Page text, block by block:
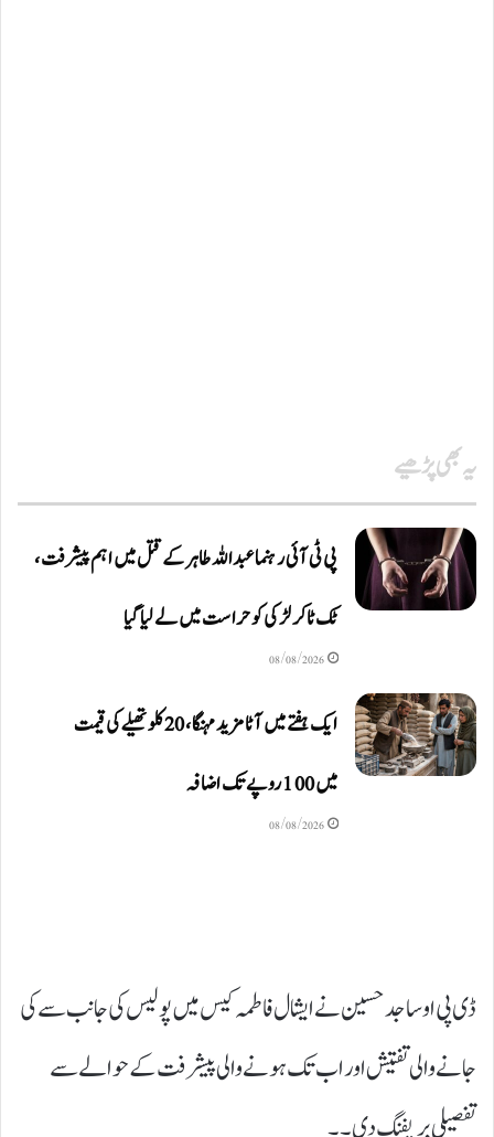
یہ بھی پڑھیے
پی ٹی آئی رہنما عبداللہ طاہر کے قتل میں اہم پیشرفت،
ٹک ٹاکر لڑکی کو حراست میں لے لیا گیا
08/08/2026
ایک ہفتے میں آٹا مزید مہنگا، 20 کلو تھیلے کی قیمت
میں 100 روپے تک اضافہ
08/08/2026
ڈی پی او ساجد حسین نے ایشال فاطمہ کیس میں پولیس کی جانب سے کی
جانے والی تفتیش اور اب تک ہونے والی پیشرفت کے حوالے سے